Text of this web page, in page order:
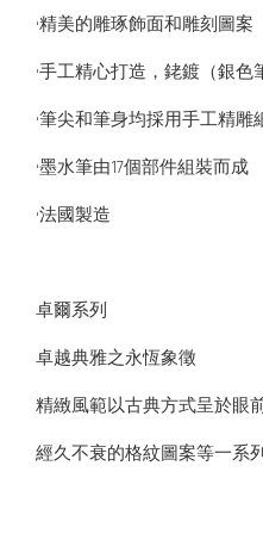
•精美的雕琢飾面和雕刻圖案
•手工精心打造，銠鍍（銀色
•筆尖和筆身均採用手工精
•墨水筆由17個部件組裝而成
•法國製造
卓爾系列
卓越典雅之永恆象徵
精緻風範以古典方式呈於眼
經久不衰的格紋圖案等一系